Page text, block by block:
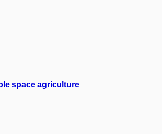
space agriculture